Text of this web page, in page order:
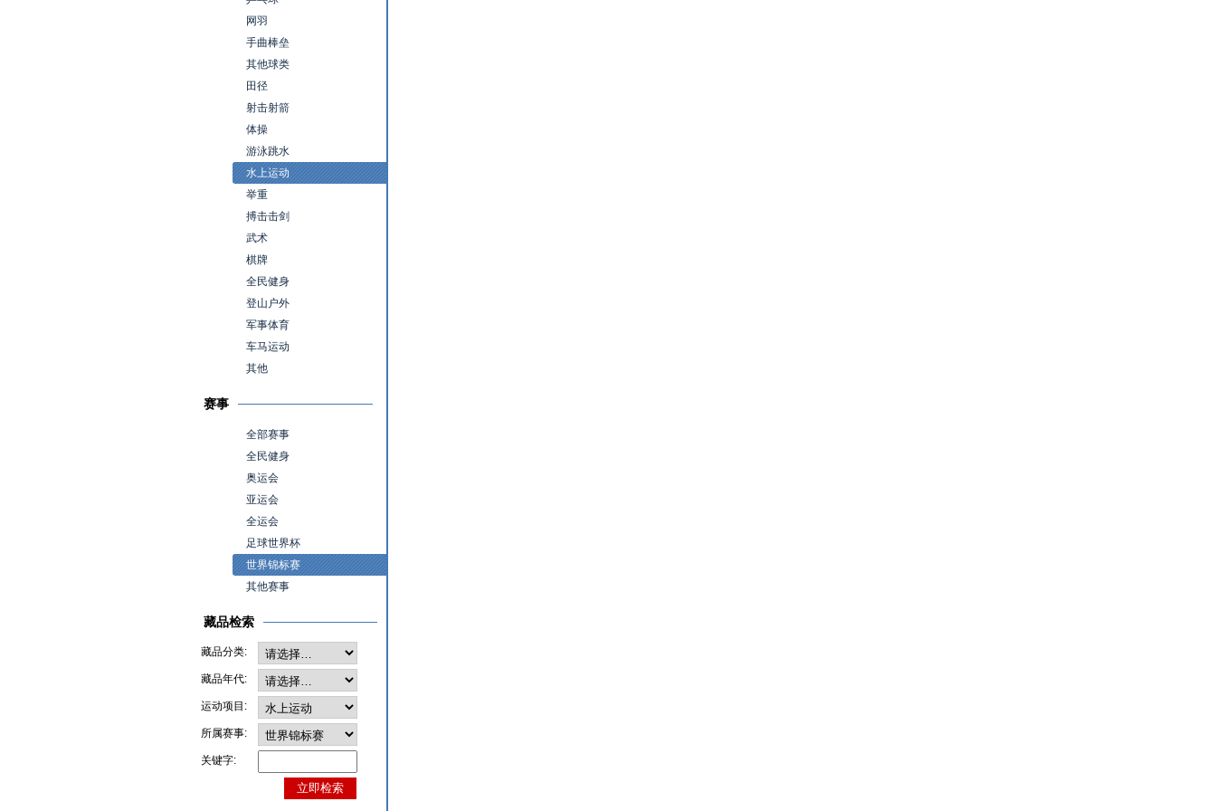
网羽
手曲棒垒
其他球类
田径
射击射箭
体操
游泳跳水
水上运动
举重
搏击击剑
武术
棋牌
全民健身
登山户外
军事体育
车马运动
其他
赛事
全部赛事
全民健身
奥运会
亚运会
全运会
足球世界杯
世界锦标赛
其他赛事
藏品检索
藏品分类:
藏品年代:
运动项目:
所属赛事:
关键字: